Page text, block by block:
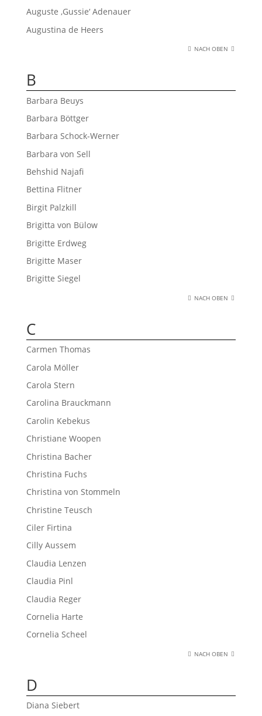
Auguste ‚Gussie‘ Adenauer
Augustina de Heers
NACH OBEN
B
Barbara Beuys
Barbara Böttger
Barbara Schock-Werner
Barbara von Sell
Behshid Najafi
Bettina Flitner
Birgit Palzkill
Brigitta von Bülow
Brigitte Erdweg
Brigitte Maser
Brigitte Siegel
NACH OBEN
C
Carmen Thomas
Carola Möller
Carola Stern
Carolina Brauckmann
Carolin Kebekus
Christiane Woopen
Christina Bacher
Christina Fuchs
Christina von Stommeln
Christine Teusch
Ciler Firtina
Cilly Aussem
Claudia Lenzen
Claudia Pinl
Claudia Reger
Cornelia Harte
Cornelia Scheel
NACH OBEN
D
Diana Siebert